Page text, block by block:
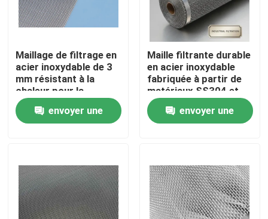
Produits
Le spectacle VR
Visite de l'usine
Maillage de filtrage en
acier inoxydable de 3
mm résistant à la
chaleur pour la
filtration à haute
température dans
l'industrie
envoyer une
Maille filtrante durable
en acier inoxydable
fabriquée à partir de
matériaux SS304 et
SS316 pour des
applications
industrielles de
envoyer une